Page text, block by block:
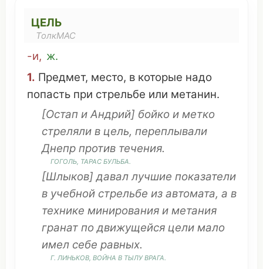
ЦЕЛЬ
ТолкМАС
-и, ж.
1. Предмет, место, в которые надо
попасть при стрельбе или метанин.
[Остап и Андрий] бойко и метко
стреляли в цель, переплывали
Днепр против течения.
ГОГОЛЬ, ТАРАС БУЛЬБА.
[Шлыков]даваллучшие показатели
в учебной стрельбе из автомата, а в
технике минирования и метания
гранат подвижущейся цели мало
имел себе равных.
Г. ЛИНЬКОВ, ВОЙНА В ТЫЛУ ВРАГА.